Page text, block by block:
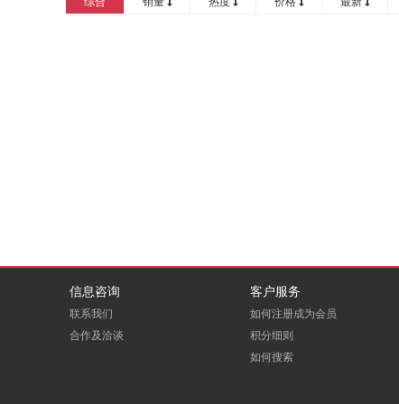
信息咨询
联系我们
合作及洽谈
客户服务
如何注册成为会员
积分细则
如何搜索